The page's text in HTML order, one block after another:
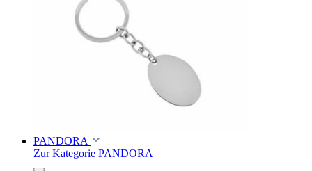
PANDORA
Zur Kategorie PANDORA